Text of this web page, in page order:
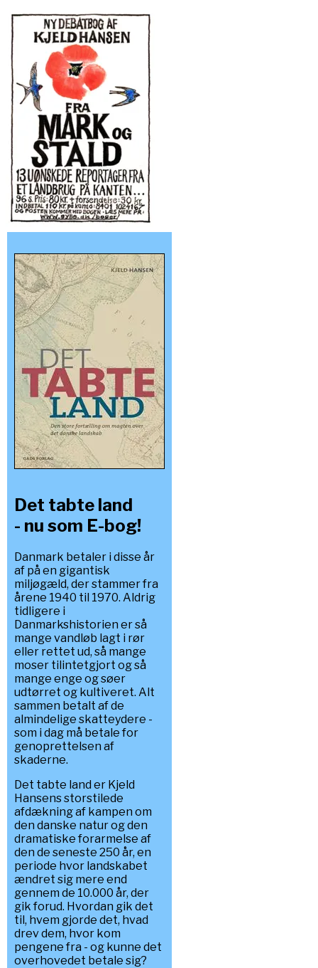
Det tabte land
- nu som E-bog!
Danmark betaler i disse år
af på en gigantisk
miljøgæld, der stammer fra
årene 1940 til 1970. Aldrig
tidligere i
Danmarkshistorien er så
mange vandløb lagt i rør
eller rettet ud, så mange
moser tilintetgjort og så
mange enge og søer
udtørret og kultiveret. Alt
sammen betalt af de
almindelige skatteydere -
som i dag må betale for
genoprettelsen af
skaderne.
Det tabte land er Kjeld
Hansens storstilede
afdækning af kampen om
den danske natur og den
dramatiske forarmelse af
den de seneste 250 år, en
periode hvor landskabet
ændret sig mere end
gennem de 10.000 år, der
gik forud. Hvordan gik det
til, hvem gjorde det, hvad
drev dem, hvor kom
pengene fra - og kunne det
overhovedet betale sig?